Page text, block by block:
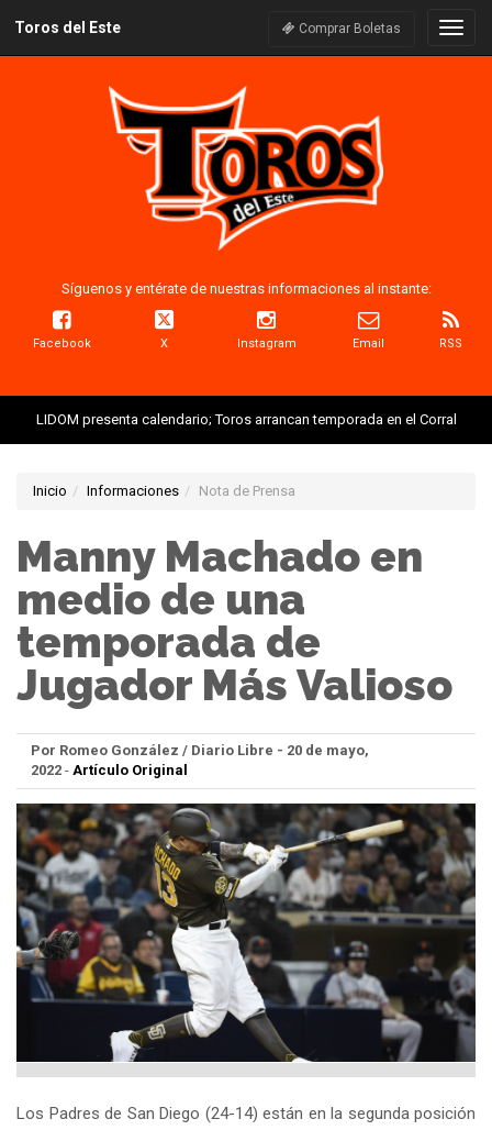
Toros del Este Comprar Boletas
Síguenos y entérate de nuestras informaciones al instante:
Facebook X Instagram Email RSS
LIDOM presenta calendario; Toros arrancan temporada en el Corral
Inicio Informaciones Nota de Prensa
Manny Machado en
medio de una
temporada de
Jugador Más Valioso
Por Romeo González / Diario Libre - 20 de mayo,
2022 - Artículo Original
Los Padres de San Diego (24-14) están en la segunda posición